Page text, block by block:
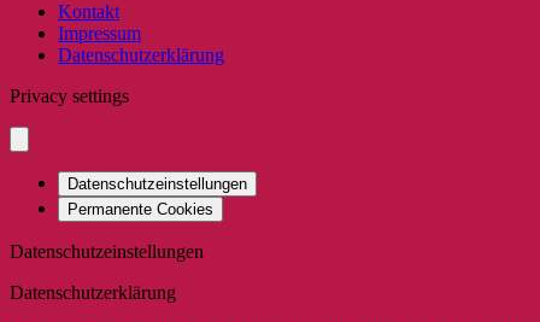
Kontakt
Impressum
Datenschutzerklärung
Privacy settings
Datenschutzeinstellungen
Permanente Cookies
Datenschutzeinstellungen
Datenschutzerklärung